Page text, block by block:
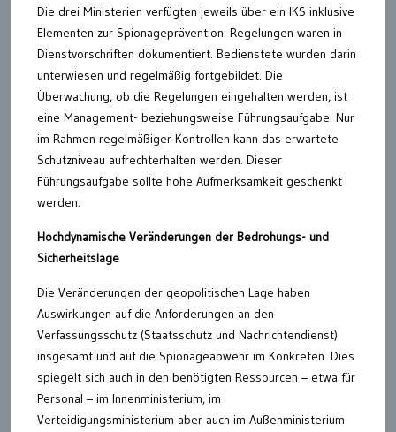
Die drei Ministerien verfügten jeweils über ein IKS inklusive
Elementen zur Spionageprävention. Regelungen waren in
Dienstvorschriften dokumentiert. Bedienstete wurden darin
unterwiesen und regelmäßig fortgebildet. Die
Überwachung, ob die Regelungen eingehalten werden, ist
eine Management- beziehungsweise Führungsaufgabe. Nur
im Rahmen regelmäßiger Kontrollen kann das erwartete
Schutzniveau aufrechterhalten werden. Dieser
Führungsaufgabe sollte hohe Aufmerksamkeit geschenkt
werden.
Hochdynamische Veränderungen der Bedrohungs- und
Sicherheitslage
Die Veränderungen der geopolitischen Lage haben
Auswirkungen auf die Anforderungen an den
Verfassungsschutz (Staatsschutz und Nachrichtendienst)
insgesamt und auf die Spionageabwehr im Konkreten. Dies
spiegelt sich auch in den benötigten Ressourcen – etwa für
Personal – im Innenministerium, im
Verteidigungsministerium aber auch im Außenministerium